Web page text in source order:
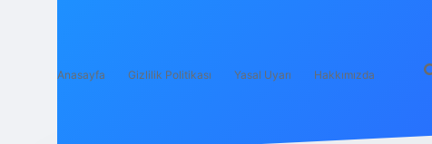
Anasayfa Gizlilik Politikası Yasal Uyarı Hakkımızda